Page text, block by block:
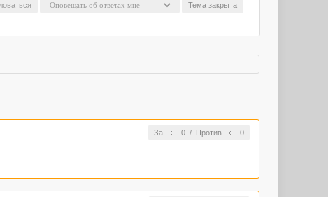
Тема закрыта
За 0/ Против 0